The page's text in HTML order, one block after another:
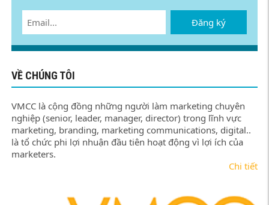
Đăng ký
VỀ CHÚNG TÔI
VMCC là cộng đồng những người làm marketing chuyên
nghiệp (senior, leader, manager, director) trong lĩnh vực
marketing, branding, marketing communications, digital..
là tổ chức phi lợi nhuận đầu tiên hoạt động vì lợi ích của
marketers.
Chi tiết